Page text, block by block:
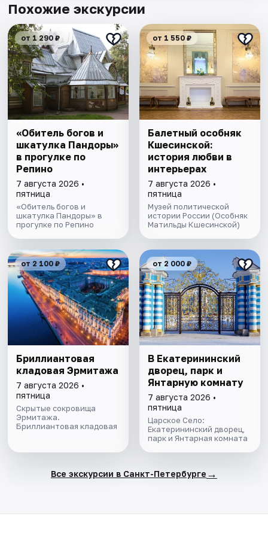
Похожие экскурсии
от 1 290 ₽
«Обитель богов и
шкатулка Пандоры»
в прогулке по
Репино
7 августа 2026 •
пятница
«Обитель богов и
шкатулка Пандоры» в
прогулке по Репино
от 1 550 ₽
Балетный особняк
Кшесинской:
история любви в
интерьерах
7 августа 2026 •
пятница
Музей политической
истории России (Особняк
Матильды Кшесинской)
от 2 100 ₽
Бриллиантовая
кладовая Эрмитажа
7 августа 2026 •
пятница
Скрытые сокровища
Эрмитажа.
Бриллиантовая кладовая
от 2 000 ₽
В Екатерининский
дворец, парк и
Янтарную комнату
7 августа 2026 •
пятница
Царское Село:
Екатерининский дворец,
парк и Янтарная комната
Все экскурсии в Санкт-Петербурге →